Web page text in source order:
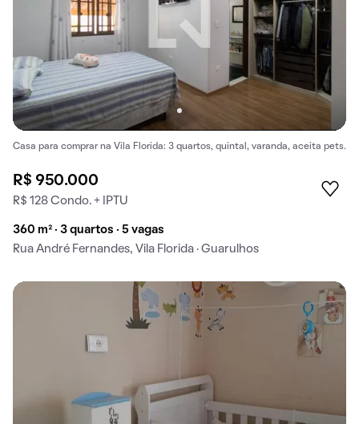
Casa para comprar na Vila Florida: 3 quartos, quintal, varanda, aceita pets.
R$ 950.000
R$ 128 Condo. + IPTU
360 m² · 3 quartos · 5 vagas
Rua André Fernandes, Vila Florida · Guarulhos